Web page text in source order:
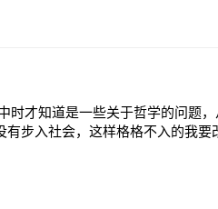
才知道是一些关于哲学的问题
步入社会，这样格格不入的我要